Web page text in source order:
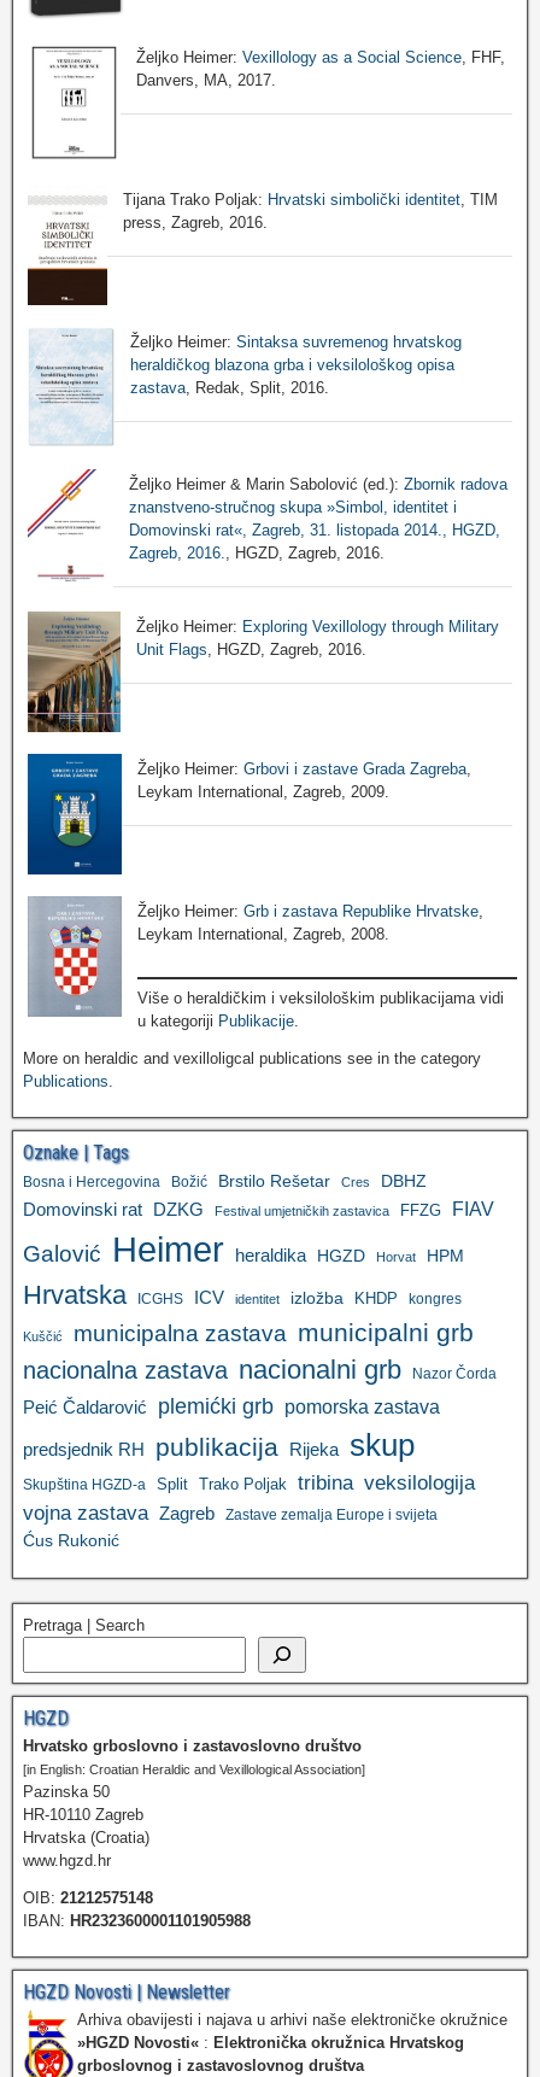
Željko Heimer:Vexillology as a Social Science , FHF,
Danvers, MA, 2017.
Tijana Trako Poljak: Hrvatski simbolički identitet , TIM
press, Zagreb, 2016.
Željko Heimer: Sintaksa suvremenog hrvatskog
heraldičkog blazona grba i veksilološkog opisa
zastava, Redak, Split, 2016.
Željko Heimer & Marin Sabolović (ed.): Zbornik radova
znanstveno-stručnog skupa »Simbol, identitet i
Domovinski rat«, Zagreb, 31. listopada 2014., HGZD,
Zagreb, 2016.
, HGZD, Zagreb, 2016.
Željko Heimer: Exploring Vexillology through Military
Unit Flags , HGZD, Zagreb, 2016.
Željko Heimer: Grbovi i zastave Grada Zagreba
Leykam International, Zagreb, 2009.
Željko Heimer:Grb i zastava Republike Hrvatske
Leykam International, Zagreb, 2008.
Više o heraldičkim i veksilološkim publikacijama vidi
u kategoriji Publikacije.
More on heraldic and vexilloligcal publications see in the category
Publications.
Oznake | Tags
Bosna i Hercegovina Božić Brstilo Rešetar Cres DBHZ
Domovinski rat DZKG Festival umjetničkih zastavica FFZG FIAV
Galović Heimer heraldika HGZD Horvat HPM
Hrvatska ICGHS ICV identitet izložba KHDP kongres
Kuščić municipalna zastava municipalni grb
nacionalna zastava nacionalni grb Nazor Čorda
Peić Čaldarović plemićki grb pomorska zastava
predsjednik RH publikacija Rijeka skup
Skupština HGZD-a Split Trako Poljak tribina veksilologija
vojna zastava Zagreb Zastave zemalja Europe i svijeta
Ćus Rukonić
Pretraga | Search
HGZD
Hrvatsko grboslovno i zastavoslovno društvo
[in English: Croatian Heraldic and Vexillological Association]
Pazinska 50
HR-10110 Zagreb
Hrvatska (Croatia)
www.hgzd.hr
OIB: 21212575148
IBAN: HR2323600001101905988
HGZD Novosti | Newsletter
Arhiva obavijesti i najava u arhivi naše elektroničke okružnice
»HGZD Novosti« : Elektronička okružnica Hrvatskog
grboslovnog i zastavoslovnog društva